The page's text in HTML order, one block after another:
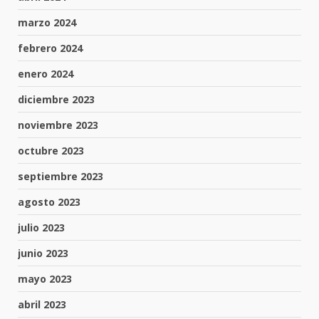
marzo 2024
febrero 2024
enero 2024
diciembre 2023
noviembre 2023
octubre 2023
septiembre 2023
agosto 2023
julio 2023
junio 2023
mayo 2023
abril 2023